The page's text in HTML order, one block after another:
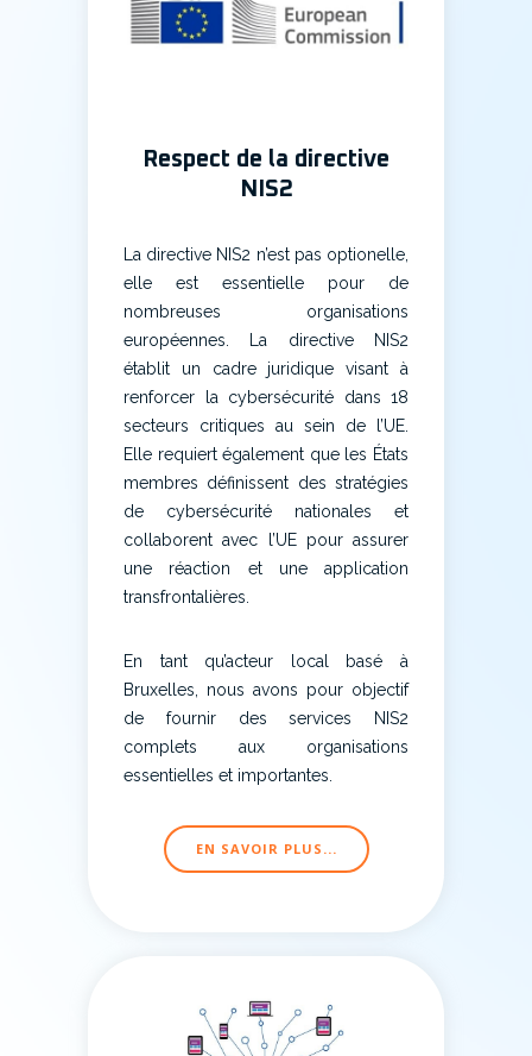
Respect de la directive
NIS2
La directive NIS2 n’est pas optionelle,
elle est essentielle pour de
nombreuses organisations
européennes. La directive NIS2
établit un cadre juridique visant à
renforcer la cybersécurité dans 18
secteurs critiques au sein de l’UE.
Elle requiert également que les États
membres définissent des stratégies
de cybersécurité nationales et
collaborent avec l’UE pour assurer
une réaction et une application
transfrontalières.
En tant qu’acteur local basé à
Bruxelles, nous avons pour objectif
de fournir des services NIS2
complets aux organisations
essentielles et importantes.
EN SAVOIR PLUS...